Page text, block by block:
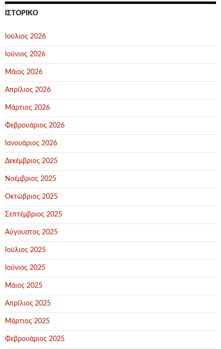
ΙΣΤΟΡΙΚΌ
Ιούλιος 2026
Ιούνιος 2026
Μάιος 2026
Απρίλιος 2026
Μάρτιος 2026
Φεβρουάριος 2026
Ιανουάριος 2026
Δεκέμβριος 2025
Νοέμβριος 2025
Οκτώβριος 2025
Σεπτέμβριος 2025
Αύγουστος 2025
Ιούλιος 2025
Ιούνιος 2025
Μάιος 2025
Απρίλιος 2025
Μάρτιος 2025
Φεβρουάριος 2025